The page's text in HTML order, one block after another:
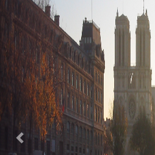
Previous